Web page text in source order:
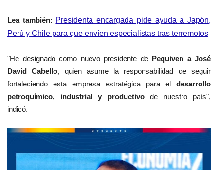
Lea también: Presidenta encargada pide ayuda a Japón,
Perú y Chile para que envíen especialistas tras terremotos
"He designado como nuevo presidente de Pequiven a José
David Cabello, quien asume la responsabilidad de seguir
fortaleciendo esta empresa estratégica para el desarrollo
petroquímico, industrial y productivode nuestro país",
indicó.